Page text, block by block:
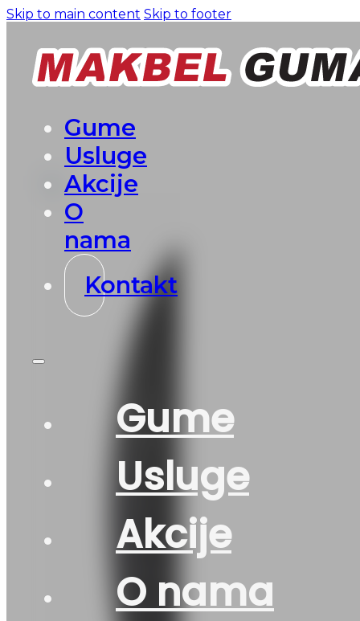
Skip to main content Skip to footer
Gume
Usluge
Akcije
O
nama
Kontakt
Gume
Usluge
Akcije
O nama